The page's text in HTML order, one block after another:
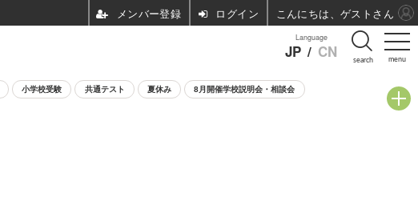
menu
Language
JP / CN search
小学校受験 共通テスト 夏休み 8月開催学校説明会・相談会
ログイン こんにちは、ゲストさん